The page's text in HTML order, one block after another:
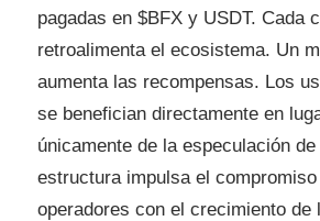
pagadas en $BFX y USDT. Cada
retroalimenta el ecosistema. Un
aumenta las recompensas. Los
se benefician directamente en
únicamente de la especulación
estructura impulsa el
operadores con el crecimiento de